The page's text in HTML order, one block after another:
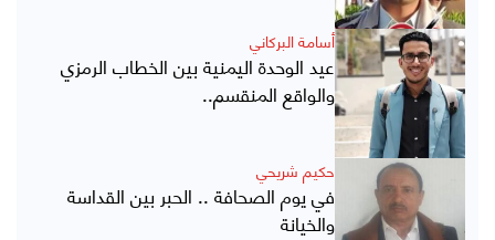
أسامة البركاني
عيد الوحدة اليمنية بين الخطاب الرمزي
والواقع المنقسم..
حكيم شريحي
في يوم الصحافة .. الحبر بين القداسة
والخيانة